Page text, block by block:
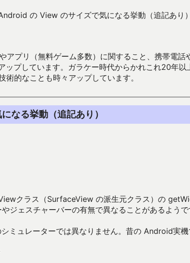
の View のサイズで気になる挙動（追記あり）
アプリ（無料ゲーム多数）に関すること、携帯電
ップしています。ガラケー時代からかれこれ20
的なことも時々アップしています。
なる挙動（追記あり）
クラス（SurfaceView の派生元クラス）の
ジェスチャーバーの有無で異なることがあるようで
ミュレーターでは異なりません。昔の Android実機